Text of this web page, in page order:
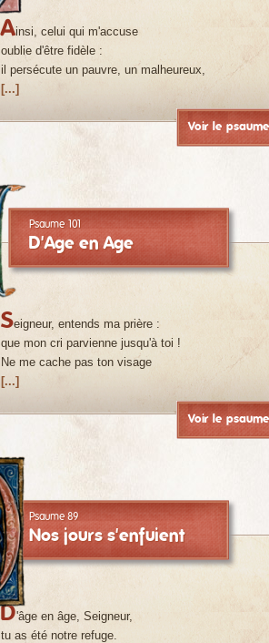
Ainsi, celui qui m'accuse
oublie d'être fidèle :
il persécute un pauvre, un malheureux,
[...]
Voir le psaume
Psaume 101
D'Age en Age
Seigneur, entends ma prière :
que mon cri parvienne jusqu'à toi !
Ne me cache pas ton visage
[...]
Voir le psaume
Psaume 89
Nos jours s'enfuient
D'âge en âge, Seigneur,
tu as été notre refuge.